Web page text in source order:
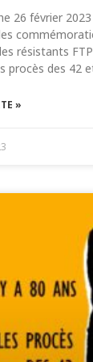
26 février
résistants
procès des 42
»